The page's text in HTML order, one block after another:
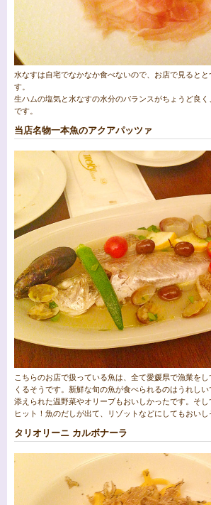
水なすは自宅でなかなか食べないので、お店で見ると
す。
生ハムの塩気と水なすの水分のバランスがちょうど良
です。
当店名物一本魚のアクアパッツァ
こちらのお店で扱っている魚は、全て愛媛県で漁業を
くるそうです。新鮮な旬の魚が食べられるのはうれしい
添えられた温野菜やオリーブもおいしかったです。そ
ヒット！魚のだしが出て、リゾットなどにしてもおいし
タリオリーニ カルボナーラ